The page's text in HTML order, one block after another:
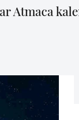
Atmaca